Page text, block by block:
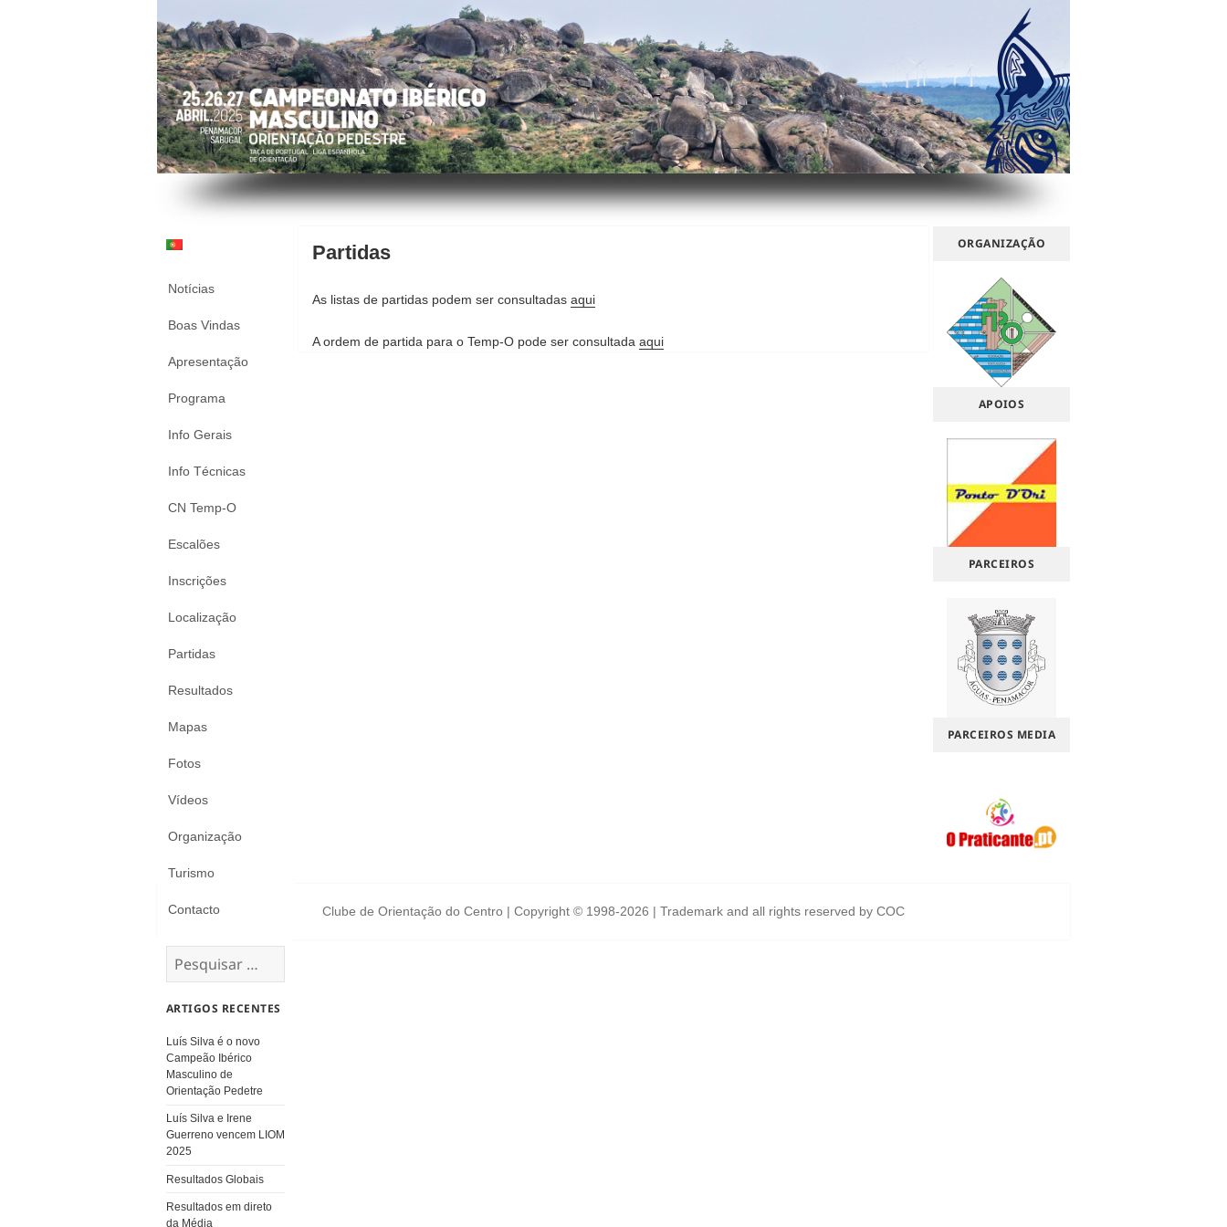
Notícias
Boas Vindas
Apresentação
Programa
Info Gerais
Info Técnicas
CN Temp-O
Escalões
Inscrições
Localização
Partidas
Resultados
Mapas
Fotos
Vídeos
Organização
Turismo
Contacto
por:
ARTIGOS RECENTES
Luís Silva é o novo
Campeão Ibérico
Masculino de
Orientação Pedetre
Luís Silva e Irene
Guerreno vencem LIOM
2025
Resultados Globais
Resultados em direto
da Média
Partidas
As listas de partidas podem ser consultadas aqui
A ordem de partida para o Temp-O pode ser consultada aqui
ORGANIZAÇÃO
APOIOS
PARCEIROS
PARCEIROS MEDIA
Clube de Orientação do Centro | Copyright © 1998-2026 | Trademark and all rights reserved by COC